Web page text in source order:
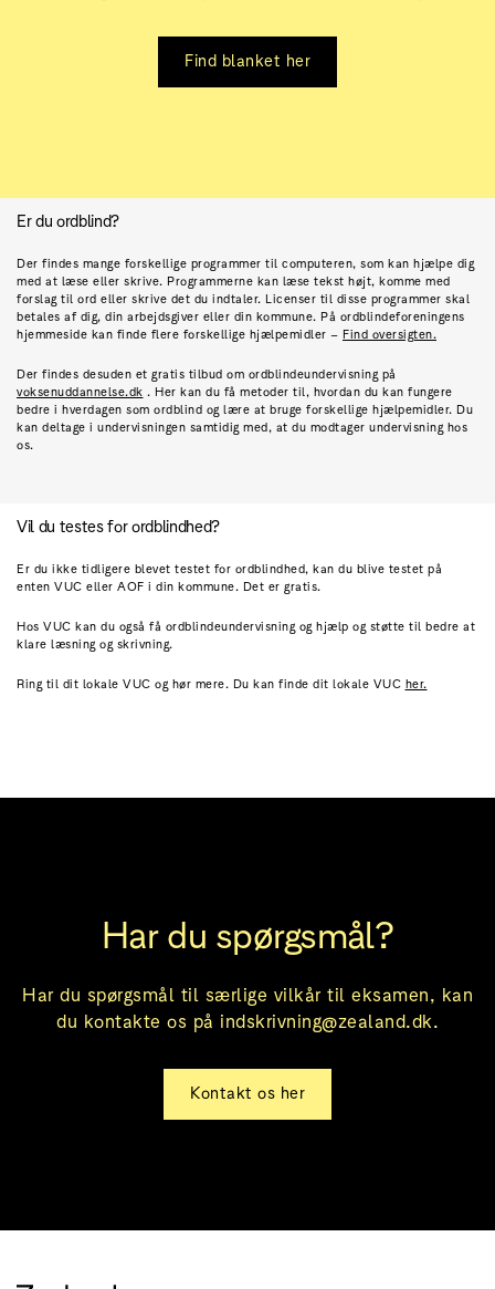
Find blanket her
Er du ordblind?
Der findes mange forskellige programmer til computeren, som kan hjælpe dig
med at læse eller skrive. Programmerne kan læse tekst højt, komme med
forslag til ord eller skrive det du indtaler. Licenser til disse programmer skal
betales af dig, din arbejdsgiver eller din kommune. På ordblindeforeningens
hjemmeside kan finde flere forskellige hjælpemidler – Find oversigten.
Der findes desuden et gratis tilbud om ordblindeundervisning på
voksenuddannelse.dk . Her kan du få metoder til, hvordan du kan fungere
bedre i hverdagen som ordblind og lære at bruge forskellige hjælpemidler. Du
kan deltage i undervisningen samtidig med, at du modtager undervisning hos
os.
Vil du testes for ordblindhed?
Er du ikke tidligere blevet testet for ordblindhed, kan du blive testet på
enten VUC eller AOF i din kommune. Det er gratis.
Hos VUC kan du også få ordblindeundervisning og hjælp og støtte til bedre at
klare læsning og skrivning.
Ring til dit lokale VUC og hør mere. Du kan finde dit lokale VUC her.
Har du spørgsmål?
Har du spørgsmål til særlige vilkår til eksamen, kan
du kontakte os på indskrivning@zealand.dk.
Kontakt os her